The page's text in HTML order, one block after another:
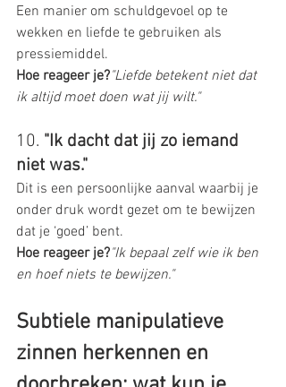
Een manier om schuldgevoel op te
wekken en liefde te gebruiken als
pressiemiddel.
Hoe reageer je?"Liefde betekent niet dat
ik altijd moet doen wat jij wilt."
10. "Ik dacht dat jij zo iemand
niet was."
Dit is een persoonlijke aanval waarbij je
onder druk wordt gezet om te bewijzen
dat je ‘goed’ bent.
Hoe reageer je?"Ik bepaal zelf wie ik ben
en hoef niets te bewijzen."
Subtiele manipulatieve
zinnen herkennen en